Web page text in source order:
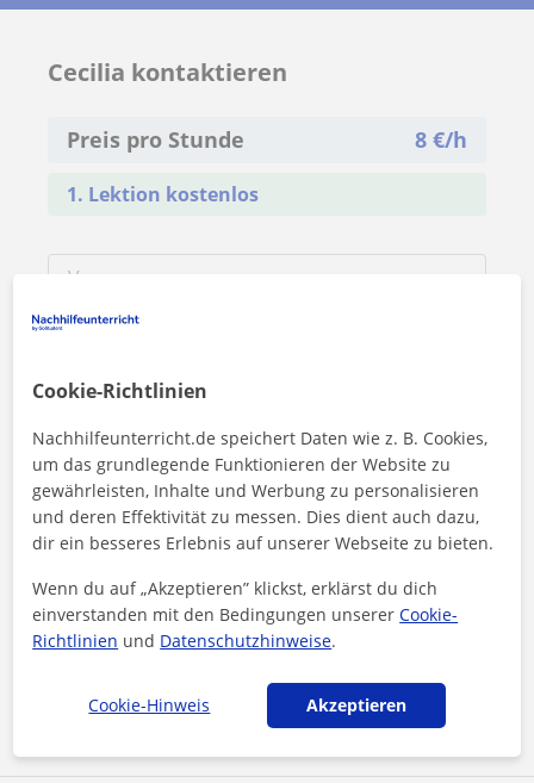
Cecilia kontaktieren
Preis pro Stunde 8€/h
1. Lektion kostenlos
Durch Klicken auf eine der beiden Schaltflächen stimmen Sie
unseremImpressumund unsererDatenschutzerklärungzu
Nachricht senden
Cookie-Richtlinien
Nachhilfeunterricht.de speichert Daten wie z. B. Cookies,
um das grundlegende Funktionieren der Website zu
gewährleisten, Inhalte und Werbung zu personalisieren
und deren Effektivität zu messen. Dies dient auch dazu,
dir ein besseres Erlebnis auf unserer Webseite zu bieten.
Wenn du auf „Akzeptieren” klickst, erklärst du dich
einverstanden mit den Bedingungen unsererCookie-
Richtlinien und Datenschutzhinweise.
Cookie-Hinweis Akzeptieren